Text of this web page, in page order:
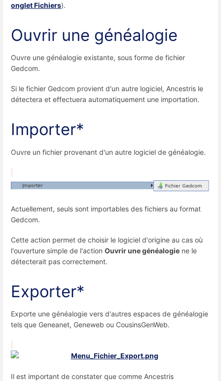
onglet Fichiers).
Ouvrir une généalogie
Ouvre une généalogie existante, sous forme de fichier
Gedcom.
Si le fichier Gedcom provient d'un autre logiciel, Ancestris le
détectera et effectuera automatiquement une importation.
Importer*
Ouvre un fichier provenant d'un autre logiciel de généalogie.
Actuellement, seuls sont importables des fichiers au format
Gedcom.
Cette action permet de choisir le logiciel d'origine au cas où
l'ouverture simple de l'action Ouvrir une généalogie ne le
détecterait pas correctement.
Exporter*
Exporte une généalogie vers d'autres espaces de généalogie
tels que Geneanet, Geneweb ou CousinsGenWeb.
Il est important de constater que comme Ancestris